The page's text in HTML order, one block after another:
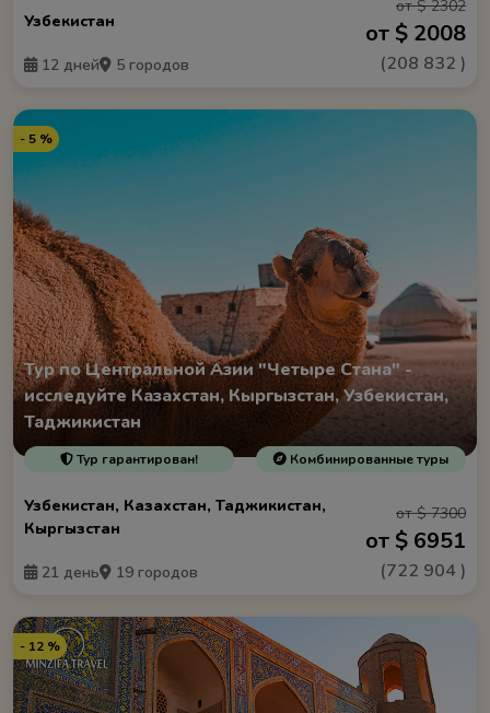
Узбекистан
12 дней 5 городов
от $ 2302
от $ 2008
(208 832 )
- 5 %
Тур по Центральной Азии "Четыре Стана" -
исследуйте Казахстан, Кыргызстан, Узбекистан,
Таджикистан
Тур гарантирован! Комбинированные туры
Узбекистан, Казахстан, Таджикистан,
Кыргызстан
21 день 19 городов
от $ 7300
от $ 6951
(722 904 )
- 12 %